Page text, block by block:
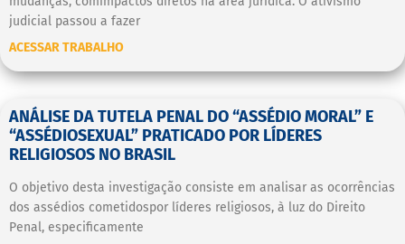
judicial passou a fazer
ACESSAR TRABALHO
ANÁLISE DA TUTELA PENAL DO “ASSÉDIO MORAL” E
“ASSÉDIOSEXUAL” PRATICADO POR LÍDERES
RELIGIOSOS NO BRASIL
O objetivo desta investigação consiste em analisar as ocorrências
dos assédios cometidospor líderes religiosos, à luz do Direito
Penal, especificamente